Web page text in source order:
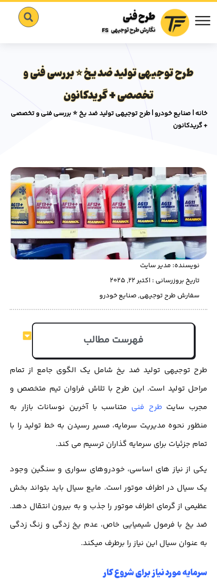
طرح توجیهی تولید ضد یخ ⭐️ بررسی فنی و
تخصصی + گریدکانون
خانه|صنایع خودرو|طرح توجیهی تولید ضد یخ ⭐️ بررسی فنی و تخصصی
+ گریدکانون
نویسنده: مدیر سایت
تاریخ بروزرسانی : اکتبر 22, 2025
سفارش طرح توجیهی,صنایع خودرو
فهرست مطالب
طرح توجیهی تولید ضد یخ شامل یک الگوی جامع از تمام
مراحل تولید است. این طرح با تلاش فراوان تیم متخصص و
مجرب سایت طرح فنی متناسب با آخرین نوسانات بازار به
منظور نحوه مدیریت سرمایه، مسیر رسیدن به خط تولید را با
تمام جزئیات برای سرمایه گذاران ترسیم می کند.
یکی از نیاز های اساسی، خودروهای سواری و سنگین وجود
یک سیال در اطراف موتور است. مایع سیال باید بتواند بخش
عظیمی از گرمای اطراف موتور را جذب و به بیرون انتقال دهد.
ضد یخ با فرمول شیمیایی خاص، عدم یخ زدگی و زنگ زدگی
به عنوان سیال این نیاز را برطرف میکند.
سرمایه مورد نیاز برای شروع کار